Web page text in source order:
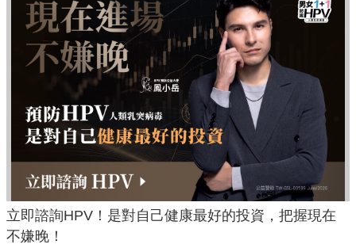
立即諮詢HPV！是對自己健康最好的投資，把握現在
不嫌晚！